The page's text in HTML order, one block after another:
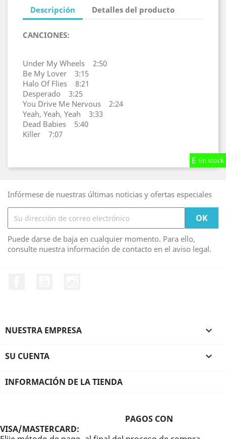
En stock
En stock
En stock
Descripción Detalles del producto
CANCIONES:
Under My Wheels 2:50
Be My Lover 3:15
Halo Of Flies 8:21
Desperado 3:25
You Drive Me Nervous 2:24
Yeah, Yeah, Yeah 3:33
Dead Babies 5:40
Killer 7:07
Infórmese de nuestras últimas noticias y ofertas especiales
Puede darse de baja en cualquier momento. Para ello,
consulte nuestra información de contacto en el aviso legal.
NUESTRA EMPRESA 
SU CUENTA 
INFORMACIÓN DE LA TIENDA
PAGOS CON
VISA/MASTERCARD: